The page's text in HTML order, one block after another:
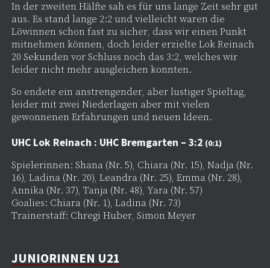
In der zweiten Hälfte sah es für uns lange Zeit sehr gut
aus. Es stand lange 2:2 und vielleicht waren die
Löwinnen schon fast zu sicher, dass wir einen Punkt
mitnehmen können, doch leider erzielte Lok Reinach
20 Sekunden vor Schluss noch das 3:2, welches wir
leider nicht mehr ausgleichen konnten.
So endete ein anstrengender, aber lustiger Spieltag,
leider mit zwei Niederlagen aber mit vielen
gewonnenen Erfahrungen und neuen Ideen.
UHC Lok Reinach : UHC Bremgarten – 3:2 (0:1)
Spielerinnen: Shana (Nr. 5), Chiara (Nr. 15), Nadja (Nr.
16), Ladina (Nr. 20), Leandra (Nr. 25), Emma (Nr. 28),
Annika (Nr. 37), Tanja (Nr. 48), Yara (Nr. 57)
Goalies: Chiara (Nr. 1), Ladina (Nr. 73)
Trainerstaff: Chregi Huber, Simon Meyer
JUNIORINNEN U21